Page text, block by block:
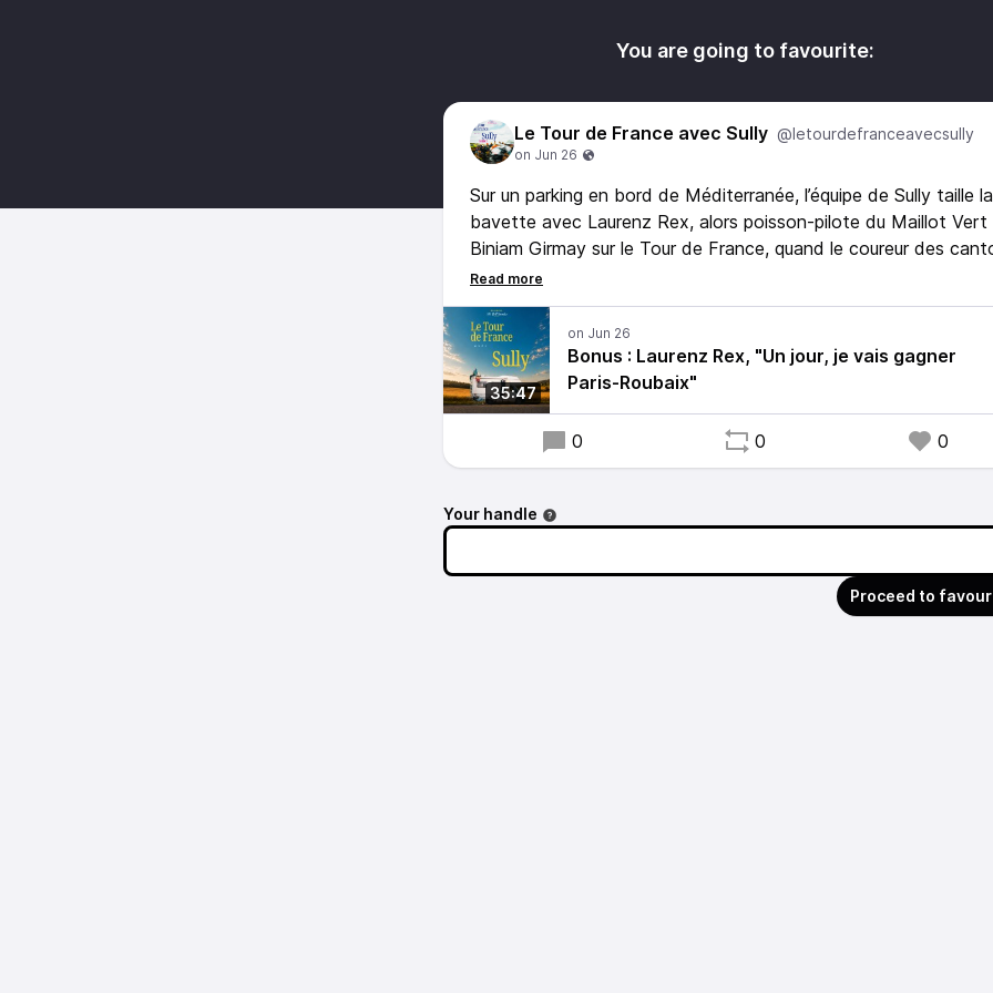
You are going to favourite:
Le Tour de France avec Sully @letourdefranceavecsully
Sur un parking en bord de Méditerranée, l’équipe de Sully taille la
bavette avec Laurenz Rex, alors poisson-pilote du Maillot Vert
Biniam Girmay sur le Tour de France, quand le coureur des
de l’Est roulait pour la formation belge Intermarché-Wanty-
35:47
Bonus : Laurenz Rex, "Un jour, je vais gagner
Paris-Roubaix"
0 0 0
Your handle
Proceed to